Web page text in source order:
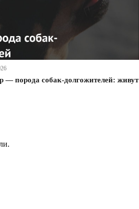
— порода собак-долгожителей: живут